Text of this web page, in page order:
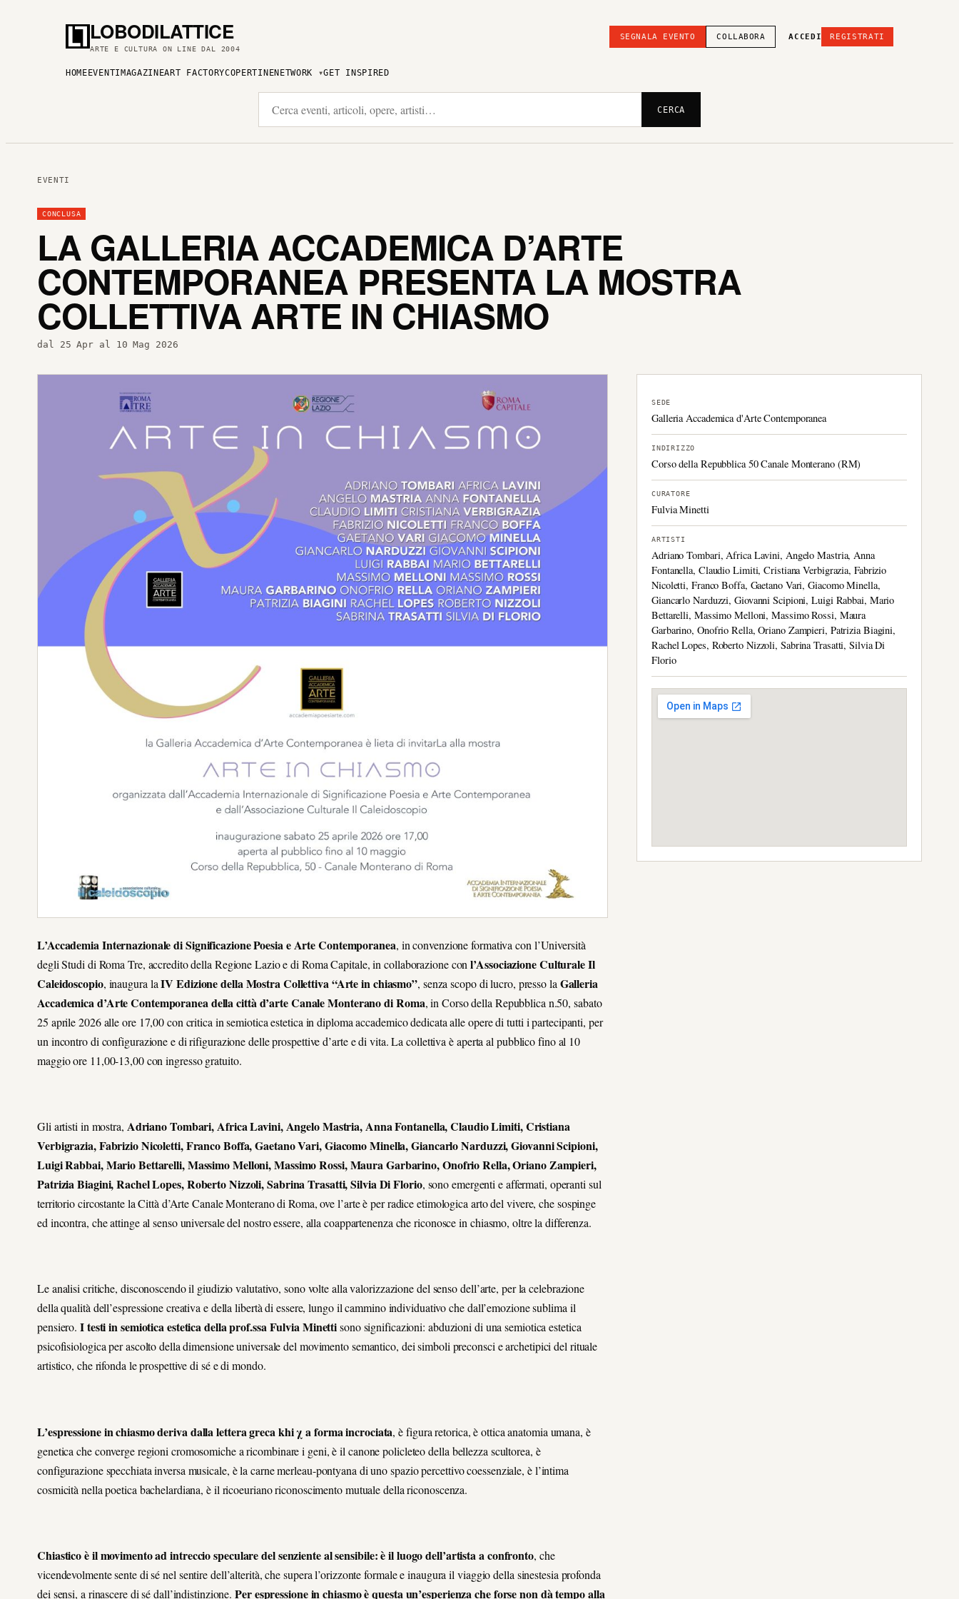
LOBODILATTICE
ARTE E CULTURA ON LINE DAL 2004
SEGNALA EVENTO COLLABORA ACCEDI REGISTRATI
HOME EVENTI MAGAZINEART FACTORYCOPERTINENETWORK GET INSPIRED
CERCA
EVENTI
CONCLUSA
LA GALLERIA ACCADEMICA D’ARTE
CONTEMPORANEA PRESENTA LA MOSTRA
COLLETTIVA ARTE IN CHIASMO
dal 25 Apr al 10 Mag 2026
L’Accademia Internazionale di Significazione Poesia e Arte Contemporanea, in convenzione formativa con l’Università
degli Studi di Roma Tre, accredito della Regione Lazio e di Roma Capitale, in collaborazione conl’Associazione Culturale Il
Caleidoscopio, inaugura laIV Edizione della Mostra Collettiva “Arte in chiasmo”, senza scopo di lucro, presso la Galleria
Accademica d’Arte Contemporanea della città d’arte Canale Monterano di Roma, in Corso della Repubblica n.50, sabato
25 aprile 2026 alle ore 17,00 con critica in semiotica estetica in diploma accademico dedicata alle opere di tutti i partecipanti, per
un incontro di configurazione e di rifigurazione delle prospettive d’arte e di vita. La collettiva è aperta al pubblico fino al 10
maggio ore 11,00-13,00 con ingresso gratuito.
Gli artisti in mostra, Adriano Tombari, Africa Lavini, Angelo Mastria, Anna Fontanella, Claudio Limiti, Cristiana
Verbigrazia, Fabrizio Nicoletti, Franco Boffa, Gaetano Vari, Giacomo Minella, Giancarlo Narduzzi, Giovanni Scipioni,
Luigi Rabbai, Mario Bettarelli, Massimo Melloni, Massimo Rossi, Maura Garbarino, Onofrio Rella, Oriano Zampieri,
Patrizia Biagini, Rachel Lopes, Roberto Nizzoli, Sabrina Trasatti, Silvia Di Florio, sono emergenti e affermati, operanti sul
territorio circostante la Città d’Arte Canale Monterano di Roma, ove l’arte è per radice etimologica arto del vivere, che sospinge
ed incontra, che attinge al senso universale del nostro essere, alla coappartenenza che riconosce in chiasmo, oltre la differenza.
Le analisi critiche, disconoscendo il giudizio valutativo, sono volte alla valorizzazione del senso dell’arte, per la celebrazione
della qualità dell’espressione creativa e della libertà di essere, lungo il cammino individuativo che dall’emozione sublima il
pensiero.I testi in semiotica estetica della prof.ssa Fulvia Minettisono significazioni: abduzioni di una semiotica estetica
psicofisiologica per ascolto della dimensione universale del movimento semantico, dei simboli preconsci e archetipici del rituale
artistico, che rifonda le prospettive di sé e di mondo.
L’espressione in chiasmo deriva dalla lettera greca khi χ a forma incrociata, è figura retorica, è ottica anatomia umana, è
genetica che converge regioni cromosomiche a ricombinare i geni, è il canone policleteo della bellezza scultorea, è
configurazione specchiata inversa musicale, è la carne merleau-pontyana di uno spazio percettivo coessenziale, è l’intima
cosmicità nella poetica bachelardiana, è il ricoeuriano riconoscimento mutuale della riconoscenza.
Chiastico è il movimento ad intreccio speculare del senziente al sensibile: è il luogo dell’artista a confronto, che
vicendevolmente sente di sé nel sentire dell’alterità, che supera l’orizzonte formale e inaugura il viaggio della sinestesia profonda
dei sensi, a rinascere di sé dall’indistinzione.Per espressione in chiasmoè questa un’esperienza che forse non dà tempo alla
SEDE
Galleria Accademica d'Arte Contemporanea
INDIRIZZO
Corso della Repubblica 50 Canale Monterano (RM)
CURATORE
Fulvia Minetti
ARTISTI
Adriano Tombari, Africa Lavini, Angelo Mastria, Anna
Fontanella, Claudio Limiti, Cristiana Verbigrazia, Fabrizio
Nicoletti, Franco Boffa, Gaetano Vari, Giacomo Minella,
Giancarlo Narduzzi, Giovanni Scipioni, Luigi Rabbai, Mario
Bettarelli, Massimo Melloni, Massimo Rossi, Maura
Garbarino, Onofrio Rella, Oriano Zampieri, Patrizia Biagini,
Rachel Lopes, Roberto Nizzoli, Sabrina Trasatti, Silvia Di
Florio